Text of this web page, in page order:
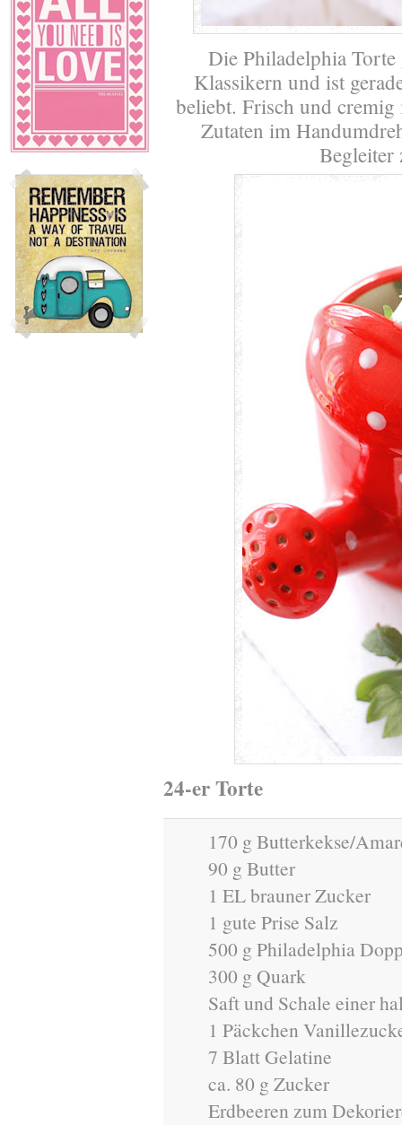
Die Philadelphia
Klassikern und ist
beliebt. Frisch und
Zutaten im
24-er Torte
170 g Butterkekse/
90 g Butter
1 EL brauner Zucker
1 gute Prise Salz
500 g Philadelphia
300 g Quark
Saft und Schale einer
1 Päckchen
7 Blatt Gelatine
ca. 80 g Zucker
Erdbeeren zum